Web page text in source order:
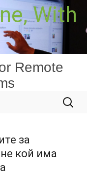
With
Remote
за:
за
кой има